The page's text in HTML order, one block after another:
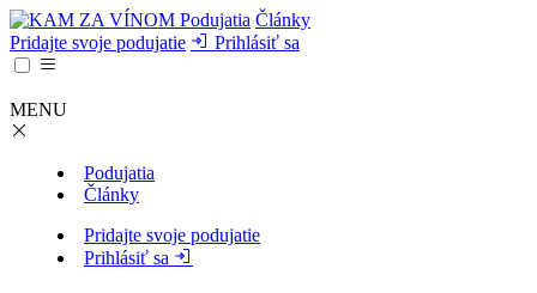
Podujatia Články
Pridajte svoje podujatie
Prihlásiť sa
MENU
Podujatia
Články
Pridajte svoje podujatie
Prihlásiť sa